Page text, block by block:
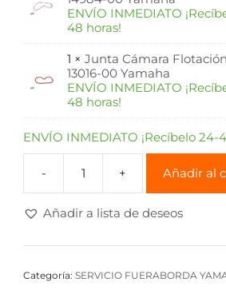
ENVÍO INMEDIATO
48 horas!
1 × Junta Cámara
13016-00 Yamaha
ENVÍO INMEDIATO
48 horas!
ENVÍO INMEDIATO ¡Recíbelo 24-
Añadir al
Añadir a lista de deseos
Categoría: SERVICIO FUERABORDA